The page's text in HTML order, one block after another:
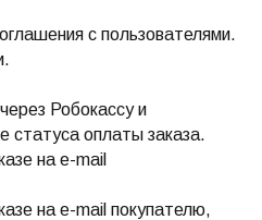
с пользователями.
Робокассу и
статуса оплаты заказа.
на e-mail
на e-mail покупателю,